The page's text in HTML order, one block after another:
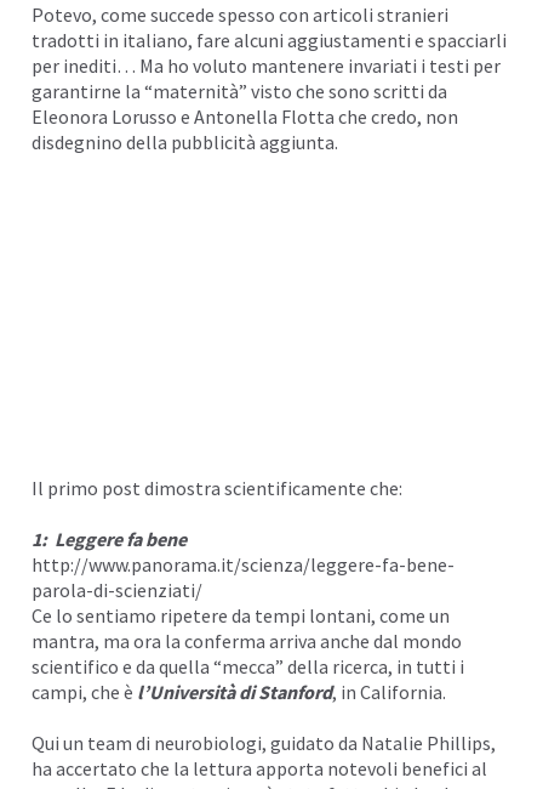
Potevo, come succede spesso con articoli stranieri
tradotti in italiano, fare alcuni aggiustamenti e spacciarli
per inediti… Ma ho voluto mantenere invariati i testi per
garantirne la “maternità” visto che sono scritti da
Eleonora Lorusso e Antonella Flotta che credo, non
disdegnino della pubblicità aggiunta.
Il primo post dimostra scientificamente che:
1: Leggere fa bene
http://www.panorama.it/scienza/leggere-fa-bene-
parola-di-scienziati/
Ce lo sentiamo ripetere da tempi lontani, come un
mantra, ma ora la conferma arriva anche dal mondo
scientifico e da quella “mecca” della ricerca, in tutti i
campi, che è l’Università di Stanford, in California.
Qui un team di neurobiologi, guidato da Natalie Phillips,
ha accertato che la lettura apporta notevoli benefici al